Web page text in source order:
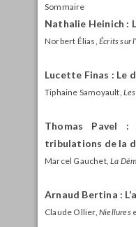
Sommaire
Nathalie Heinich :
Norbert Élias, Écrits sur
Lucette Finas : Le
Tiphaine Samoyault,
Thomas Pavel
tribulations de la
Marcel Gauchet,La
Arnaud Bertina :
Claude Ollier, Niellures